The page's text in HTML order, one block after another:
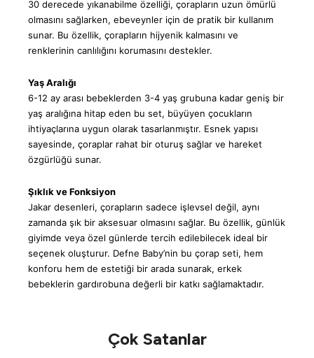
30 derecede yıkanabilme özelliği, çorapların uzun ömürlü
olmasını sağlarken, ebeveynler için de pratik bir kullanım
sunar. Bu özellik, çorapların hijyenik kalmasını ve
renklerinin canlılığını korumasını destekler.
Yaş Aralığı
6-12 ay arası bebeklerden 3-4 yaş grubuna kadar geniş bir
yaş aralığına hitap eden bu set, büyüyen çocukların
ihtiyaçlarına uygun olarak tasarlanmıştır. Esnek yapısı
sayesinde, çoraplar rahat bir oturuş sağlar ve hareket
özgürlüğü sunar.
Şıklık ve Fonksiyon
Jakar desenleri, çorapların sadece işlevsel değil, aynı
zamanda şık bir aksesuar olmasını sağlar. Bu özellik, günlük
giyimde veya özel günlerde tercih edilebilecek ideal bir
seçenek oluşturur. Defne Baby’nin bu çorap seti, hem
konforu hem de estetiği bir arada sunarak, erkek
bebeklerin gardırobuna değerli bir katkı sağlamaktadır.
Çok Satanlar